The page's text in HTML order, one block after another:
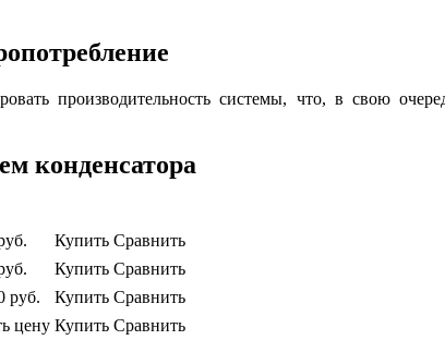
производительность системы, что, в свою
конденсатора
Купить Сравнить
Купить Сравнить
руб. Купить Сравнить
цену Купить Сравнить